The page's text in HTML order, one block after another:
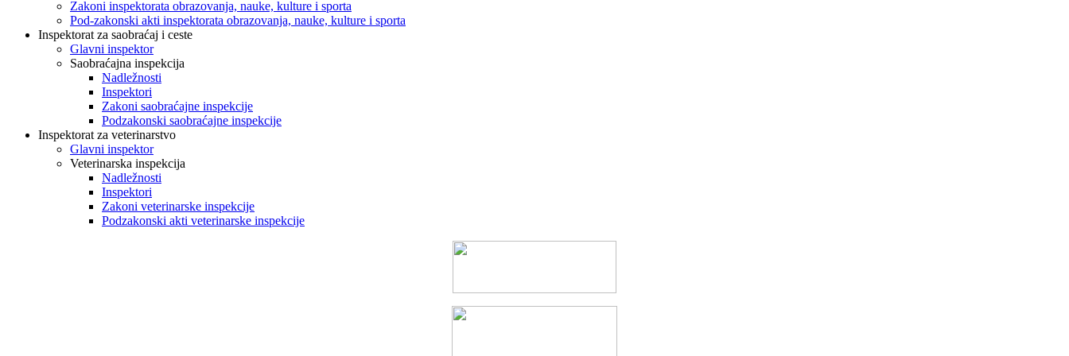
Zakoni inspektorata obrazovanja, nauke, kulture i sporta
Pod-zakonski akti inspektorata obrazovanja, nauke, kulture i sporta
Inspektorat za saobraćaj i ceste
Glavni inspektor
Saobraćajna inspekcija
Nadležnosti
Inspektori
Zakoni saobraćajne inspekcije
Podzakonski saobraćajne inspekcije
Inspektorat za veterinarstvo
Glavni inspektor
Veterinarska inspekcija
Nadležnosti
Inspektori
Zakoni veterinarske inspekcije
Podzakonski akti veterinarske inspekcije